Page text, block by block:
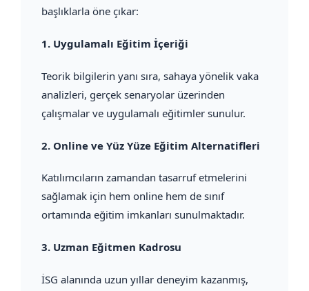
başlıklarla öne çıkar:
1. Uygulamalı Eğitim İçeriği
Teorik bilgilerin yanı sıra, sahaya yönelik vaka
analizleri, gerçek senaryolar üzerinden
çalışmalar ve uygulamalı eğitimler sunulur.
2. Online ve Yüz Yüze Eğitim Alternatifleri
Katılımcıların zamandan tasarruf etmelerini
sağlamak için hem online hem de sınıf
ortamında eğitim imkanları sunulmaktadır.
3. Uzman Eğitmen Kadrosu
İSG alanında uzun yıllar deneyim kazanmış,